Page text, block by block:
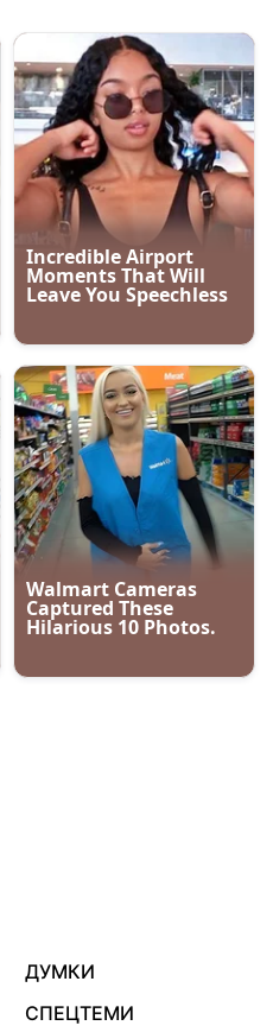
ДУМКИ
СПЕЦТЕМИ